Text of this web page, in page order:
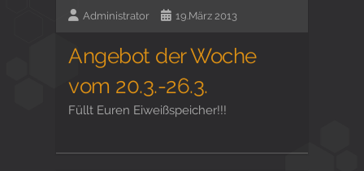
Administrator 19.März 2013
Angebot der Woche
vom 20.3.-26.3.
Füllt Euren Eiweißspeicher!!!